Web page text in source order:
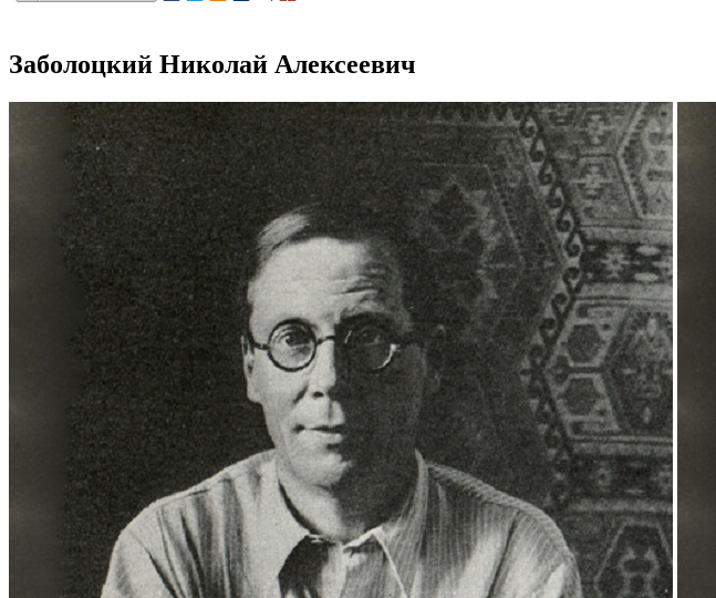
Заболоцкий Николай Алексеевич